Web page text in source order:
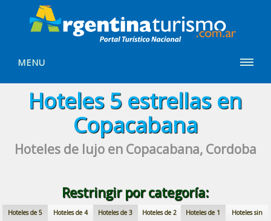
MENU
Hoteles 5 estrellasen
Copacabana
Hoteles de lujoen Copacabana, Cordoba
Restringir por categoría:
Hoteles de 5 Hoteles de 4 Hoteles de 3 Hoteles de 2 Hoteles de 1
Hoteles sin